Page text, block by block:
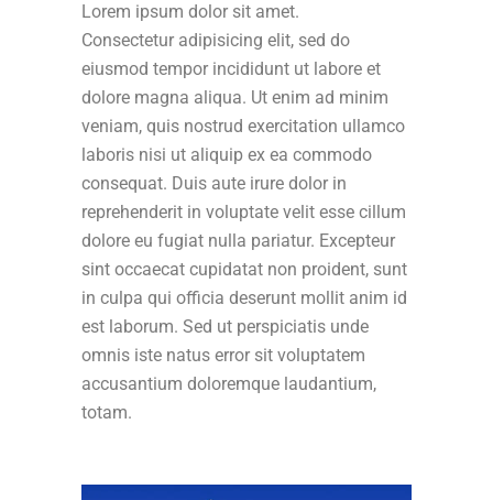
Lorem ipsum dolor sit amet.
Consectetur adipisicing elit, sed do
eiusmod tempor incididunt ut labore et
dolore magna aliqua. Ut enim ad minim
veniam, quis nostrud exercitation ullamco
laboris nisi ut aliquip ex ea commodo
consequat. Duis aute irure dolor in
reprehenderit in voluptate velit esse cillum
dolore eu fugiat nulla pariatur. Excepteur
sint occaecat cupidatat non proident, sunt
in culpa qui officia deserunt mollit anim id
est laborum. Sed ut perspiciatis unde
omnis iste natus error sit voluptatem
accusantium doloremque laudantium,
totam.